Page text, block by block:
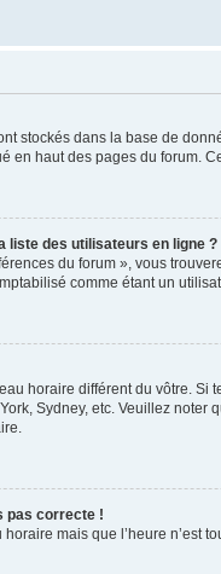
stockés dans la base de
en haut des pages du forum.
liste des utilisateurs en ligne ?
du forum », vous
comme étant un
horaire différent du vôtre.
Sydney, etc. Veuillez
pas correcte !
mais que l’heure